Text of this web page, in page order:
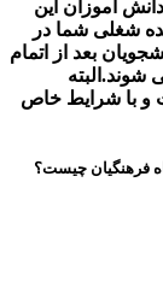
آموزان این
شغلی شما در
بعد از اتمام
و با شرایط خاص
فرهنگیان چیست؟